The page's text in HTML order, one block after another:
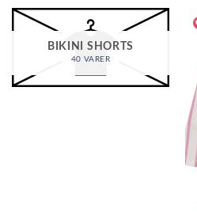
BIKINI SHORTS
40 VARER